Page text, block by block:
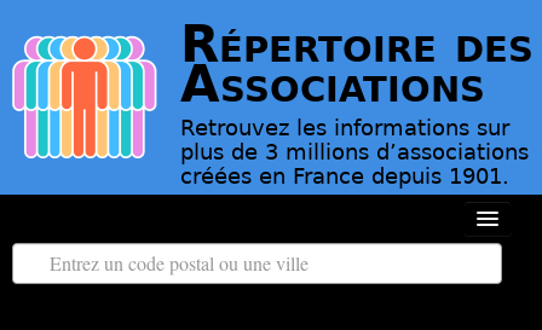
Répertoire des
Associations
Retrouvez les informations sur
plus de 3 millions d’associations
créées en France depuis 1901.